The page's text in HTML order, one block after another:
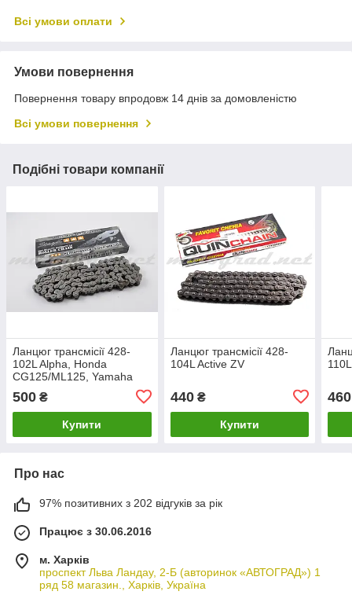
Всі умови оплати
Умови повернення
Повернення товару впродовж 14 днів за домовленістю
Всі умови повернення
Подібні товари компанії
Ланцюг трансмісії 428-
102L Alpha, Honda
CG125/ML125, Yamaha
500 ₴
Купити
Ланцюг трансмісії 428-
104L Active ZV
440₴
Купити
460
Про нас
97% позитивних з 202 відгуків за рік
Працює з 30.06.2016
м. Харків
проспект Льва Ландау, 2-Б (авторинок «АВТОГРАД») 1
ряд 58 магазин., Харків, Україна